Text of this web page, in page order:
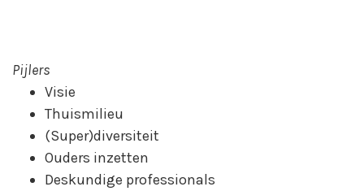
Pijlers
Visie
Thuismilieu
(Super)diversiteit
Ouders inzetten
Deskundige professionals